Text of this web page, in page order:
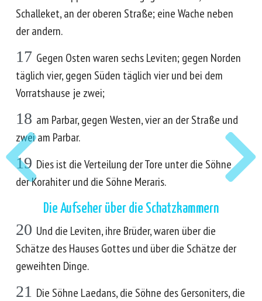
Schalleket, an der oberen Straße; eine Wache neben
der andern.
17 Gegen Osten waren sechs Leviten; gegen Norden
täglich vier, gegen Süden täglich vier und bei dem
Vorratshause je zwei;
18 am Parbar, gegen Westen, vier an der Straße und
zwei am Parbar.
19 Dies ist die Verteilung der Tore unter die Söhne
der Korahiter und die Söhne Meraris.
Die Aufseher über die Schatzkammern
20 Und die Leviten, ihre Brüder, waren über die
Schätze des Hauses Gottes und über die Schätze der
geweihten Dinge.
21 Die Söhne Laedans, die Söhne des Gersoniters, die